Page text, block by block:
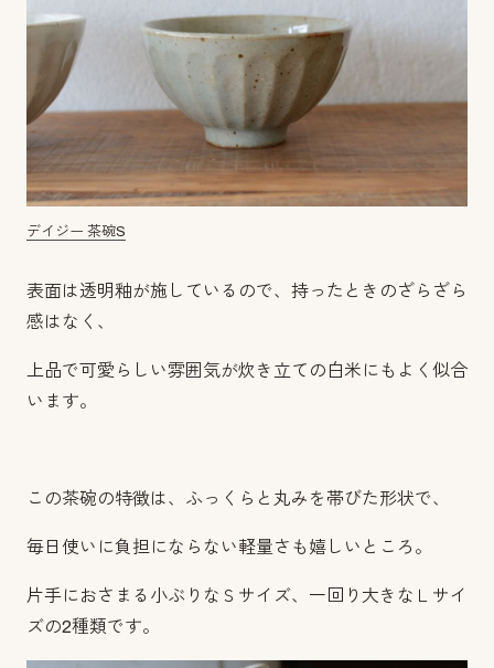
デイジー 茶碗S
表面は透明釉が施しているので、持ったときのざらざら
感はなく、
上品で可愛らしい雰囲気が炊き立ての白米にもよく似合
います。
この茶碗の特徴は、ふっくらと丸みを帯びた形状で、
毎日使いに負担にならない軽量さも嬉しいところ。
片手におさまる小ぶりなＳサイズ、一回り大きなＬサイ
ズの2種類です。